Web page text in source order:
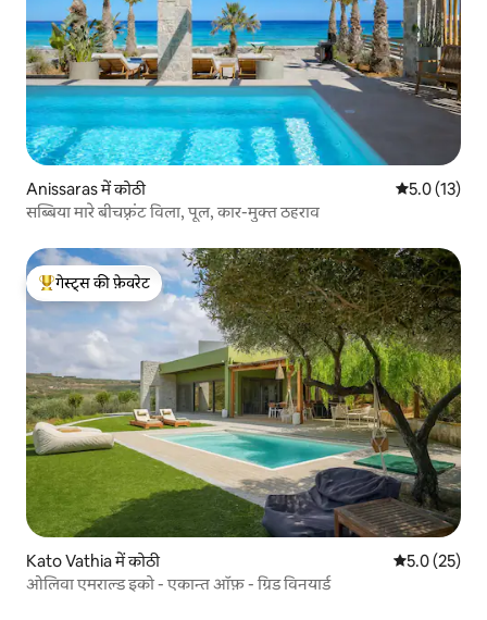
Anissaras में कोठी औसत रेटिंग 5
5.0 (13)
सब्बिया मारे बीचफ़्रंट विला, पूल, कार-मुक्त ठहराव
गेस्ट्स का टॉप फ़ेवरेट
गेस्ट्स की फ़ेवरेट
Kato Vathia में कोठी औसत रेटिंग 5
5.0 (25)
ओलिवा एमराल्ड इको - एकान्त ऑफ़ - ग्रिड विनयार्ड